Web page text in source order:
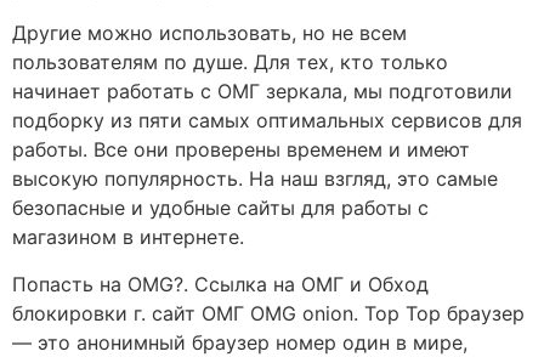
Другие можно использовать, но не всем
пользователям по душе. Для тех, кто только
начинает работать с ОМГ зеркала, мы подготовили
подборку из пяти самых оптимальных сервисов для
работы. Все они проверены временем и имеют
высокую популярность. На наш взгляд, это самые
безопасные и удобные сайты для работы с
магазином в интернете.
Попасть на OMG?. Ссылка на ОМГ и Обход
блокировки г. сайт ОМГ OMG onion. Тор Тор браузер
— это анонимный браузер номер один в мире,